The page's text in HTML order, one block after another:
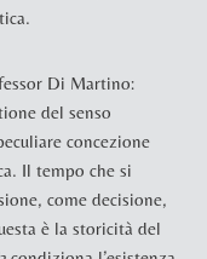
Di Martino:
del senso
concezione
Il tempo che si
come decisione,
è la storicità del